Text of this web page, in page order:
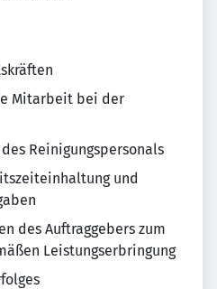
Mitarbeit bei der
Reinigungspersonals
und
des Auftraggebers zum
Leistungserbringung